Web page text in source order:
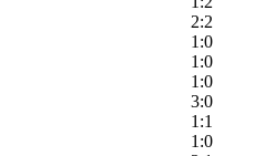
2:2
1:0
1:0
1:0
3:0
1:1
1:0